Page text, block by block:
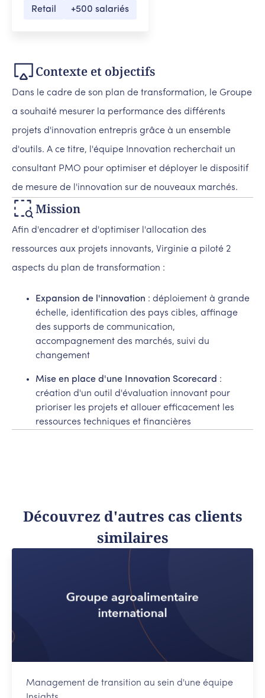
Contexte et objectifs
Dans le cadre de son plan de transformation, le Groupe
a souhaité mesurer la performance des différents
projets d'innovation entrepris grâce à un ensemble
d'outils. A ce titre, l'équipe Innovation recherchait un
consultant PMO pour optimiser et déployer le dispositif
de mesure de l'innovation sur de nouveaux marchés.
Mission
Afin d'encadrer et d'optimiser l'allocation des
ressources aux projets innovants, Virginie a piloté 2
aspects du plan de transformation :
Expansion de l'innovation : déploiement à grande
échelle, identification des pays cibles, affinage
des supports de communication,
accompagnement des marchés, suivi du
changement
Mise en place d'une Innovation Scorecard :
création d'un outil d'évaluation innovant pour
prioriser les projets et allouer efficacement les
ressources techniques et financières
Retail +500 salariés
Découvrez d'autres cas clients
similaires
Management de transition au sein d'une équipe